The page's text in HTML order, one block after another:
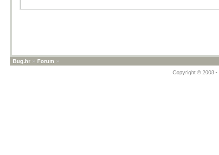
Bug.hr » Forum »
Copyright © 2008 -